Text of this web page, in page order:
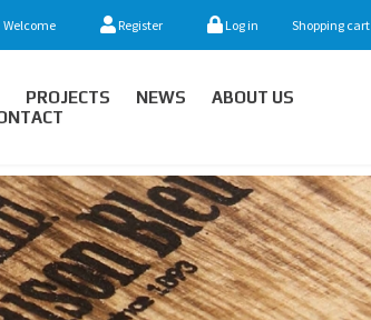
Welcome Register Log in Shopping cart
PROJECTS NEWS
ABOUT US